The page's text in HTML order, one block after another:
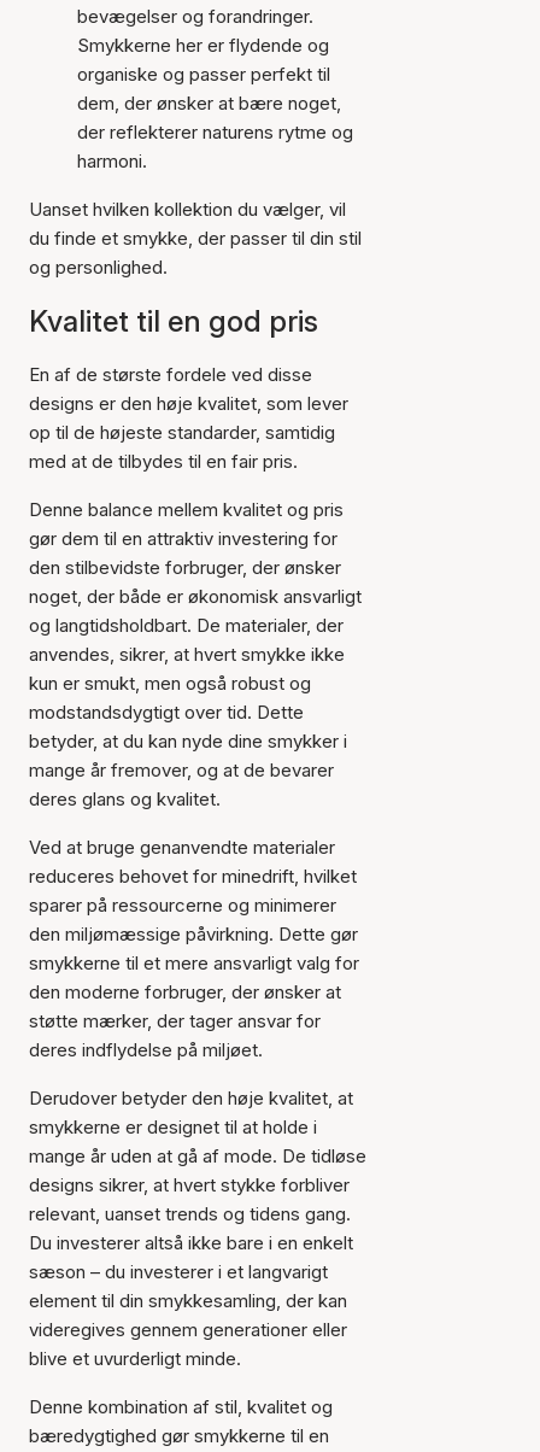
bevægelser og forandringer.
Smykkerne her er flydende og
organiske og passer perfekt til
dem, der ønsker at bære noget,
der reflekterer naturens rytme og
harmoni.
Uanset hvilken kollektion du vælger, vil
du finde et smykke, der passer til din stil
og personlighed.
Kvalitet til en god pris
En af de største fordele ved disse
designs er den høje kvalitet, som lever
op til de højeste standarder, samtidig
med at de tilbydes til en fair pris.
Denne balance mellem kvalitet og pris
gør dem til en attraktiv investering for
den stilbevidste forbruger, der ønsker
noget, der både er økonomisk ansvarligt
og langtidsholdbart. De materialer, der
anvendes, sikrer, at hvert smykke ikke
kun er smukt, men også robust og
modstandsdygtigt over tid. Dette
betyder, at du kan nyde dine smykker i
mange år fremover, og at de bevarer
deres glans og kvalitet.
Ved at bruge genanvendte materialer
reduceres behovet for minedrift, hvilket
sparer på ressourcerne og minimerer
den miljømæssige påvirkning. Dette gør
smykkerne til et mere ansvarligt valg for
den moderne forbruger, der ønsker at
støtte mærker, der tager ansvar for
deres indflydelse på miljøet.
Derudover betyder den høje kvalitet, at
smykkerne er designet til at holde i
mange år uden at gå af mode. De tidløse
designs sikrer, at hvert stykke forbliver
relevant, uanset trends og tidens gang.
Du investerer altså ikke bare i en enkelt
sæson – du investerer i et langvarigt
element til din smykkesamling, der kan
videregives gennem generationer eller
blive et uvurderligt minde.
Denne kombination af stil, kvalitet og
bæredygtighed gør smykkerne til en